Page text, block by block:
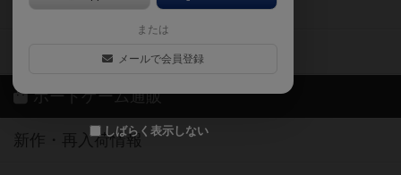
または
メールで会員登録
しばらく表示しない
ボードゲーム業界コラム
ボドゲーマご利用案内
ボードゲーム通販
新作・再入荷情報